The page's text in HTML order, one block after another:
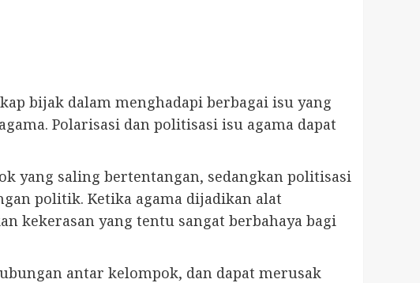
bijak dalam menghadapi berbagai isu yang
Polarisasi dan politisasi isu agama dapat
yang saling bertentangan, sedangkan politisasi
politik. Ketika agama dijadikan alat
kekerasan yang tentu sangat berbahaya bagi
antar kelompok, dan dapat merusak